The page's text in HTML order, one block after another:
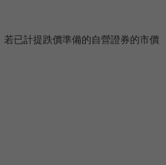
已計提跌價準備的自營證券的市價